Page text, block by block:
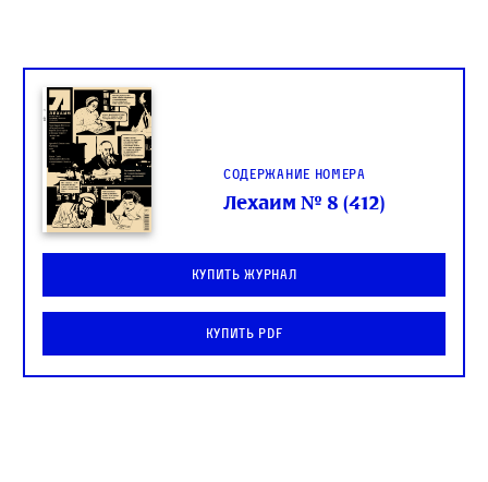
Содержание номера
Лехаим № 8 (412)
Купить журнал
Купить PDF